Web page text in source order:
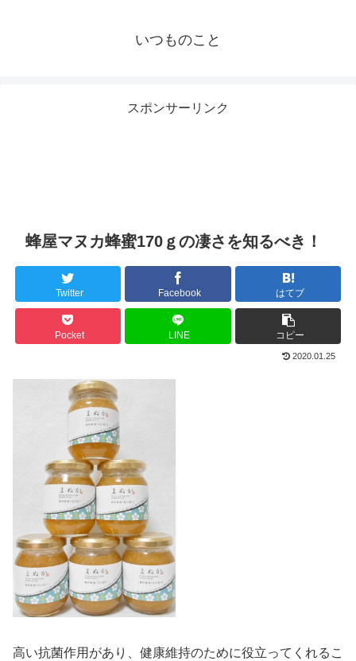
いつものこと
スポンサーリンク
蜂屋マヌカ蜂蜜170ｇの凄さを知るべき！
Twitter Facebook はてブ
Pocket LINE コピー
2020.01.25
高い抗菌作用があり、健康維持のために役立ってくれるこ